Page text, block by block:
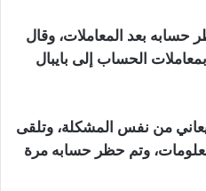
حسابه بعد المعاملات، وقال
الحساب إلى بايبال
يعاني من نفس المشكلة، وتلقى
وتم حظر حسابه مرة